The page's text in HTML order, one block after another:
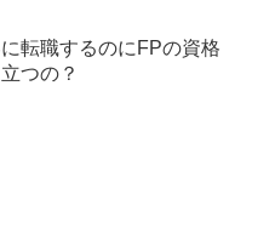
転職するのにFPの資格
つの？